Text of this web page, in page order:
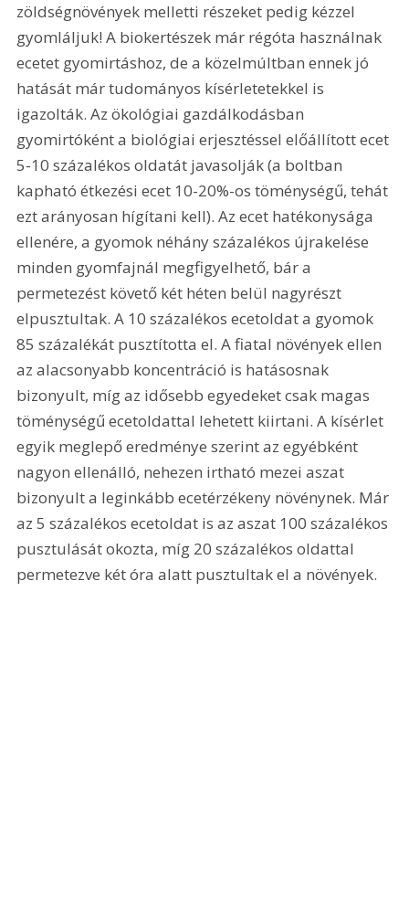
zöldségnövények melletti részeket pedig kézzel
gyomláljuk! A biokertészek már régóta használnak
ecetet gyomirtáshoz, de a közelmúltban ennek jó
hatását már tudományos kísérletetekkel is
igazolták. Az ökológiai gazdálkodásban
gyomirtóként a biológiai erjesztéssel előállított ecet
5-10 százalékos oldatát javasolják (a boltban
kapható étkezési ecet 10-20%-os töménységű, tehát
ezt arányosan hígítani kell). Az ecet hatékonysága
ellenére, a gyomok néhány százalékos újrakelése
minden gyomfajnál megfigyelhető, bár a
permetezést követő két héten belül nagyrészt
elpusztultak. A 10 százalékos ecetoldat a gyomok
85 százalékát pusztította el. A fiatal növények ellen
az alacsonyabb koncentráció is hatásosnak
bizonyult, míg az idősebb egyedeket csak magas
töménységű ecetoldattal lehetett kiirtani. A kísérlet
egyik meglepő eredménye szerint az egyébként
nagyon ellenálló, nehezen irtható mezei aszat
bizonyult a leginkább ecetérzékeny növénynek. Már
az 5 százalékos ecetoldat is az aszat 100 százalékos
pusztulását okozta, míg 20 százalékos oldattal
permetezve két óra alatt pusztultak el a növények.